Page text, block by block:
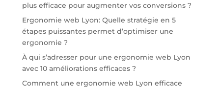
plus efficace pour augmenter vos conversions ?
Ergonomie web Lyon: Quelle stratégie en 5
étapes puissantes permet d’optimiser une
ergonomie ?
À qui s’adresser pour une ergonomie web Lyon
avec 10 améliorations efficaces ?
Comment une ergonomie web Lyon efficace